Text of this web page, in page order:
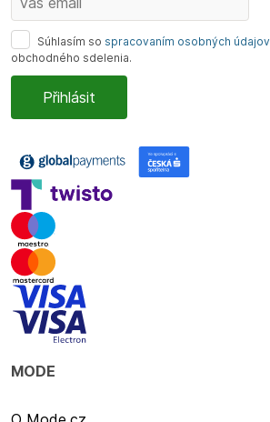
Súhlasím so spracovaním osobných údajov
obchodného sdelenia.
MODE